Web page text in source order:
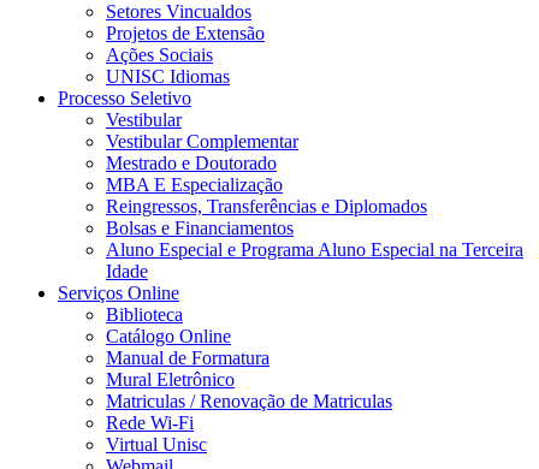
Setores Vincualdos
Projetos de Extensão
Ações Sociais
UNISC Idiomas
Processo Seletivo
Vestibular
Vestibular Complementar
Mestrado e Doutorado
MBA E Especialização
Reingressos, Transferências e Diplomados
Bolsas e Financiamentos
Aluno Especial e Programa Aluno Especial na Terceira
Idade
Serviços Online
Biblioteca
Catálogo Online
Manual de Formatura
Mural Eletrônico
Matriculas / Renovação de Matriculas
Rede Wi-Fi
Virtual Unisc